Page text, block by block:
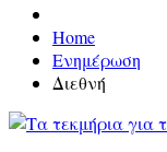
Home
Ενημέρωση
Διεθνή